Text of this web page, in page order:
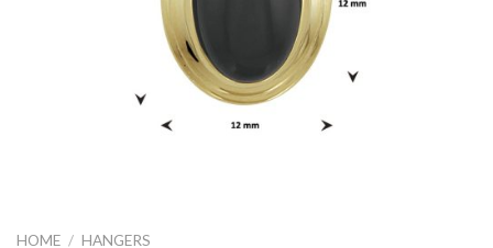
HOME / HANGERS